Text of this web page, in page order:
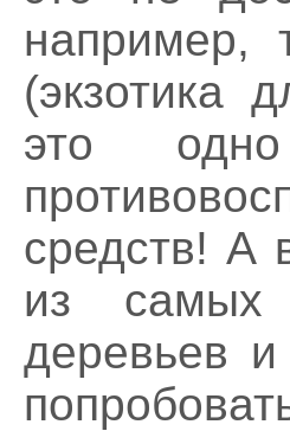
например,
(экзотика
это
средств! А
из самых
деревьев